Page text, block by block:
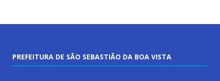
PREFEITURA DE SÃO SEBASTIÃO DA BOA VISTA